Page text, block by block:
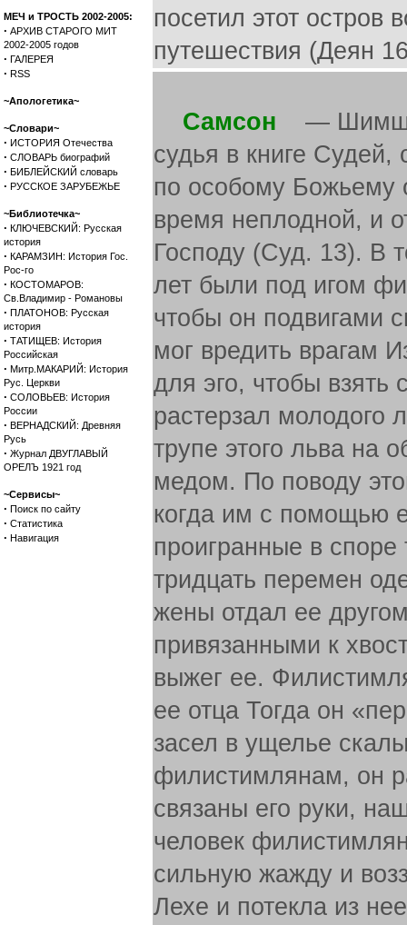
МЕЧ и ТРОСТЬ 2002-2005:
· АРХИВ СТАРОГО МИТ
2002-2005 годов
· ГАЛЕРЕЯ
· RSS
~Апологетика~
~Словари~
· ИСТОРИЯ Отечества
· СЛОВАРЬ биографий
· БИБЛЕЙСКИЙ словарь
· РУССКОЕ ЗАРУБЕЖЬЕ
~Библиотечка~
· КЛЮЧЕВСКИЙ: Русская
история
· КАРАМЗИН: История Гос.
Рос-го
· КОСТОМАРОВ:
Св.Владимир - Романовы
· ПЛАТОНОВ: Русская
история
· ТАТИЩЕВ: История
Российская
· Митр.МАКАРИЙ: История
Рус. Церкви
· СОЛОВЬЕВ: История
России
· ВЕРНАДСКИЙ: Древняя
Русь
· Журнал ДВУГЛАВЫЙ
ОРЕЛЪ 1921 год
~Сервисы~
· Поиск по сайту
· Статистика
· Навигация
посетил этот остров
путешествия (Деян
Самсон —
судья в книге
по особому
время неплодной, и
Господу (Суд. 13). В
лет были под игом
чтобы он подвигами
мог вредить врагам
для эго, чтобы
растерзал молодого
трупе этого льва на
медом. По поводу
когда им с помощью
проигранные в споре
тридцать перемен
жены отдал ее
привязанными к
выжег ее.
ее отца Тогда он
засел в ущелье
филистимлянам, он
связаны его руки,
человек
сильную жажду и
Лехе и потекла из